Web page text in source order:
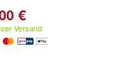
€
Versand